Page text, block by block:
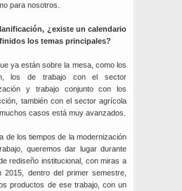
para nosotros.
¿existe un calendario
los temas principales?
ya están sobre la mesa, como los
los de trabajo con el sector
y trabajo conjunto con los
también con el sector agrícola
casos está muy avanzados.
de los tiempos de la modernización
queremos dar lugar durante
rediseño institucional, con miras a
2015, dentro del primer semestre,
productos de ese trabajo, con un